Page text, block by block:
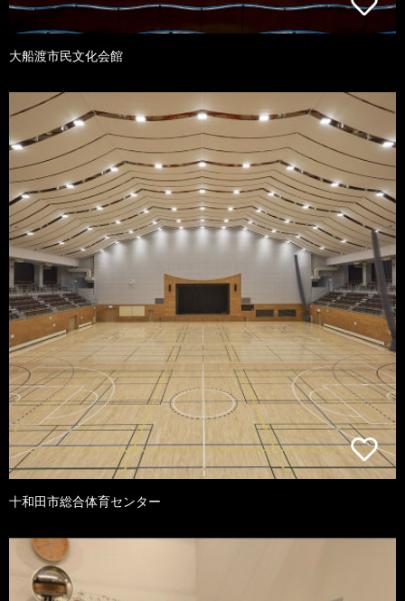
大船渡市民文化会館
十和田市総合体育センター